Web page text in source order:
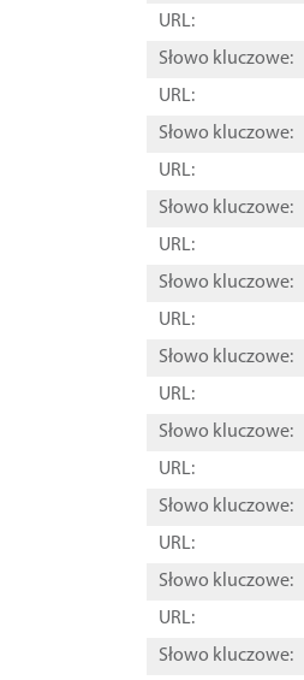
URL:
Słowo kluczowe:
URL:
Słowo kluczowe:
URL:
Słowo kluczowe:
URL:
Słowo kluczowe:
URL:
Słowo kluczowe:
URL:
Słowo kluczowe:
URL:
Słowo kluczowe:
URL:
Słowo kluczowe:
URL:
Słowo kluczowe: